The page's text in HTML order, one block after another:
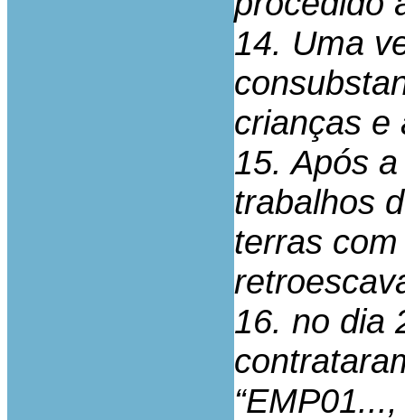
14. Uma
crianças e
15. Após
trabalhos
terras
16. no dia